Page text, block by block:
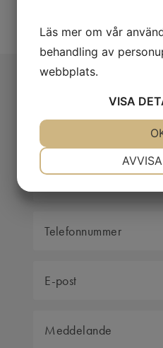
Fyll i
vi
Läs mer om vår
behandling av
webbplats.
VISA